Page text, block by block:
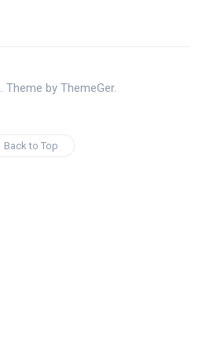
Theme by ThemeGer.
Back to Top